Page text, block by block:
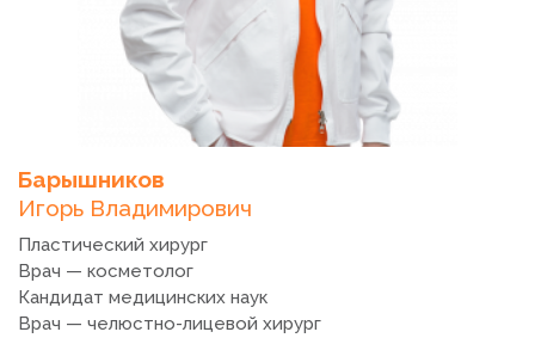
Барышников
Игорь Владимирович
Пластический хирург
Врач — косметолог
Кандидат медицинских наук
Врач — челюстно-лицевой хирург